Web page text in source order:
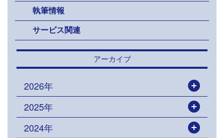
執筆情報
サービス関連
アーカイブ
2026年
2025年
2024年